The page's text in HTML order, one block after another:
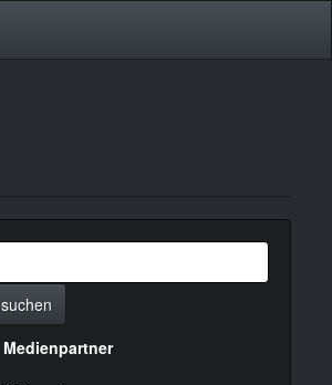
suchen
Menülinks
Medienpartner